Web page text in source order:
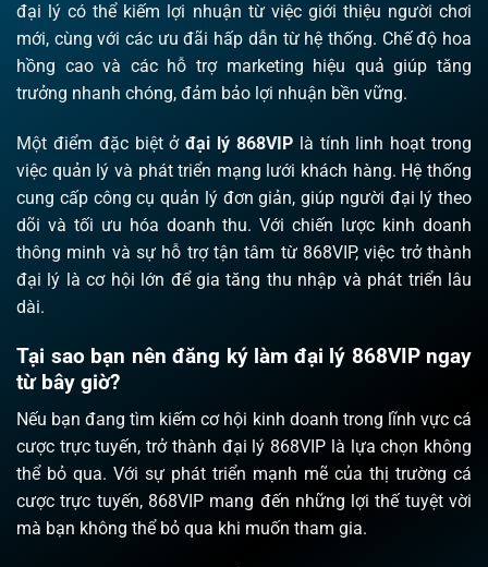
đại lý có thể kiếm lợi nhuận từ việc giới thiệu người chơi
mới, cùng với các ưu đãi hấp dẫn từ hệ thống. Chế độ hoa
hồng cao và các hỗ trợ marketing hiệu quả giúp tăng
trưởng nhanh chóng, đảm bảo lợi nhuận bền vững.
Một điểm đặc biệt ởđại lý 868VIPlà tính linh hoạt trong
việc quản lý và phát triển mạng lưới khách hàng. Hệ thống
cung cấp công cụ quản lý đơn giản, giúp người đại lý theo
dõi và tối ưu hóa doanh thu. Với chiến lược kinh doanh
thông minh và sự hỗ trợ tận tâm từ 868VIP, việc trở thành
đại lý là cơ hội lớn để gia tăng thu nhập và phát triển lâu
dài.
Tại sao bạn nên đăng ký làm đại lý 868VIP ngay
từ bây giờ?
Nếu bạn đang tìm kiếm cơ hội kinh doanh trong lĩnh vực cá
cược trực tuyến, trở thành đại lý 868VIP là lựa chọn không
thể bỏ qua. Với sự phát triển mạnh mẽ của thị trường cá
cược trực tuyến, 868VIP mang đến những lợi thế tuyệt vời
mà bạn không thể bỏ qua khi muốn tham gia.